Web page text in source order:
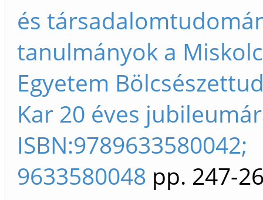
és
tanulmányok a
Egyetem
Kar 20 éves
ISBN:9789633580042;
9633580048 pp. 247-